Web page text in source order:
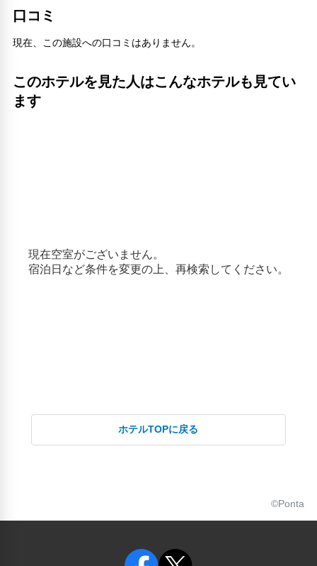
口コミ
現在、この施設への口コミはありません。
このホテルを見た人はこんなホテルも見てい
ます
ホテルTOPに戻る
©Ponta